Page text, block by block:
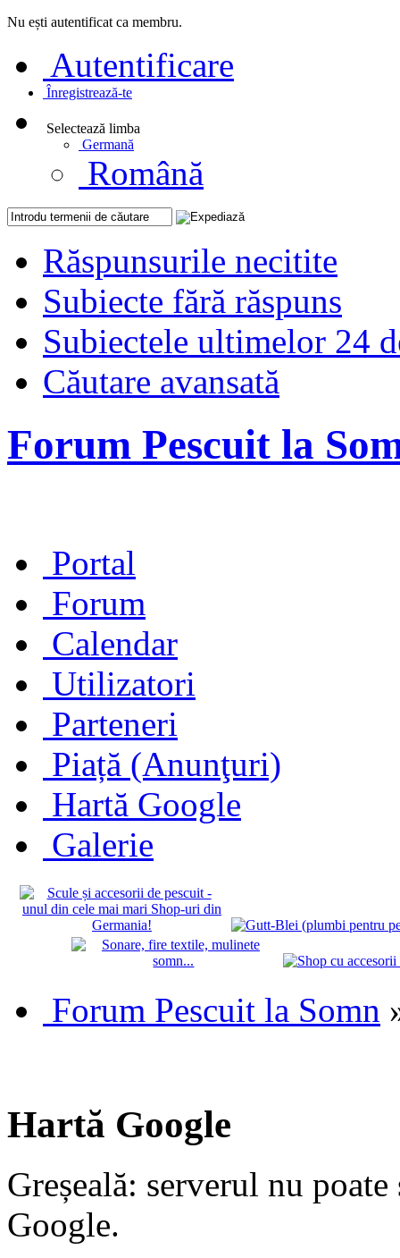
Nu ești autentificat ca membru.
Autentificare
Înregistrează-te
Selectează limba
Germană
Română
Răspunsurile necitite
Subiecte fără răspuns
Subiectele ultimelor 24
Căutare avansată
Forum Pescuit la
Portal
Forum
Calendar
Utilizatori
Parteneri
Piață (Anunţuri)
Hartă Google
Galerie
Forum Pescuit la Somn
Hartă Google
Greșeală: serverul nu
Google.